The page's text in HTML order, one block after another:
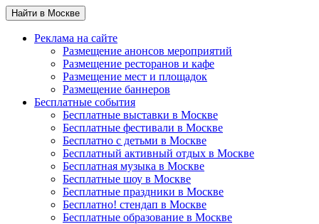
Найти в Москве
Реклама на сайте
Размещение анонсов мероприятий
Размещение ресторанов и кафе
Размещение мест и площадок
Размещение баннеров
Бесплатные события
Бесплатные выставки в Москве
Бесплатные фестивали в Москве
Бесплатно с детьми в Москве
Бесплатный активный отдых в Москве
Бесплатная музыка в Москве
Бесплатные шоу в Москве
Бесплатные праздники в Москве
Бесплатно! стендап в Москве
Бесплатные образование в Москве